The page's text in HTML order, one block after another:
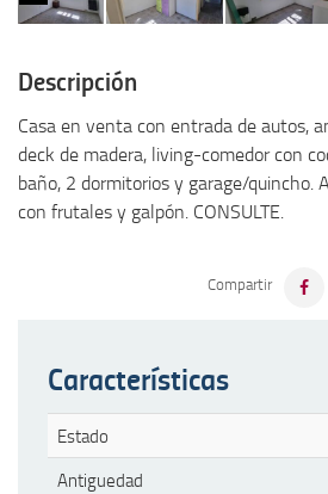
larrosa.com.ar/htdocs/wp-content/
Descripción
Casa en venta con entrada de autos,
deck de madera, living-comedor con
baño, 2 dormitorios y garage/quincho.
con frutales y galpón. CONSULTE.
Compartir
Características
Estado
Antiguedad